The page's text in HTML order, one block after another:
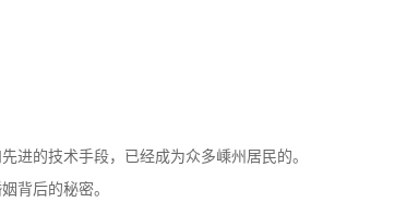
进的技术手段，已经成为众多嵊州居民的。
背后的秘密。